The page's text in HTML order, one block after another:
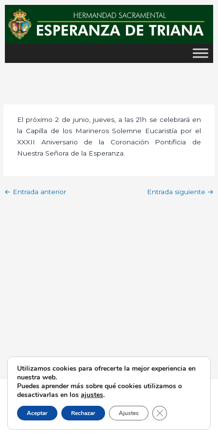
contenido
El próximo 2 de junio, jueves, a las 21h se celebrará en
la Capilla de los Marineros Solemne Eucaristía por el
XXXII Aniversario de la Coronación Pontificia de
Nuestra Señora de la Esperanza.
← Entrada anterior Entrada siguiente →
Todos los derechos © 2026 Esperanza de Triana | Funciona
gracias aTema Astra para WordPress
Utilizamos cookies para ofrecerte la mejor experiencia en
nuestra web.
Puedes aprender más sobre qué cookies utilizamos o
desactivarlas en los ajustes.
Aceptar Rechazar Ajustes Cerrar el banner